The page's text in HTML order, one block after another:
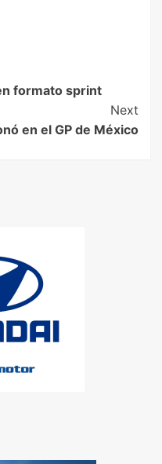
formato sprint
Next
en el GP de México